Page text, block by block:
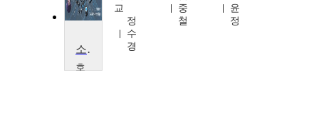
형
수
교
정
수
경
중
철
윤
정
소프트웨어중심세상
호